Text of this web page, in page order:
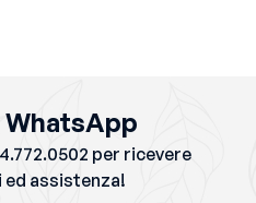
per ricevere
assistenza!